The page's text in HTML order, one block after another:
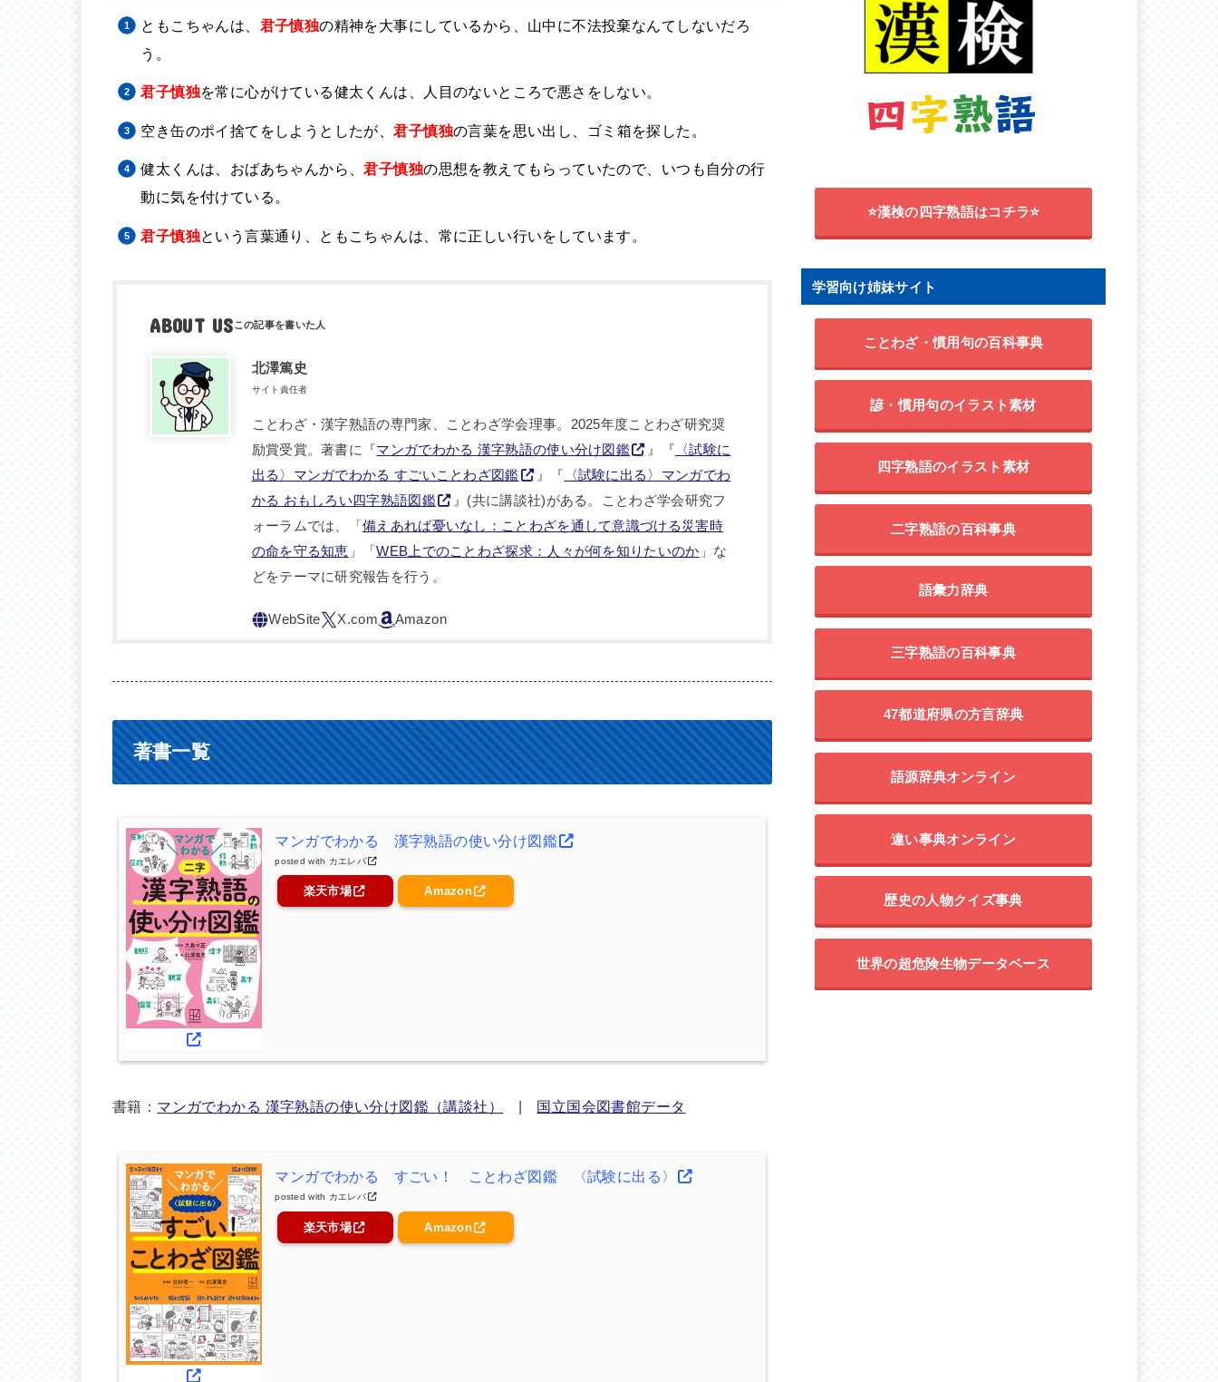
ともこちゃんは、 君子慎独の精神を大事にしているから、山中に不法投棄なんてしないだろ
う。
君子慎独を常に心がけている健太くんは、人目のないところで悪さをしない。
空き缶のポイ捨てをしようとしたが、君子慎独の言葉を思い出し、ゴミ箱を探した。
健太くんは、おばあちゃんから、君子慎独の思想を教えてもらっていたので、いつも自分の行
動に気を付けている。
君子慎独という言葉通り、ともこちゃんは、常に正しい行いをしています。
ABOUT US
北澤篤史
サイト責任者
ことわざ・漢字熟語の専門家、ことわざ学会理事。2025年度ことわざ研究奨
励賞受賞。著書に『マンガでわかる 漢字熟語の使い分け図鑑 』『 〈試験に
出る〉マンガでわかる すごいことわざ図鑑
』『 〈試験に出る〉マンガでわ
かる おもしろい四字熟語図鑑
』(共に講談社)がある。ことわざ学会研究フ
ォーラムでは、「備えあれば憂いなし：ことわざを通して意識づける災害時
の命を守る知恵 」「WEB上でのことわざ探求：人々が何を知りたいのか 」な
どをテーマに研究報告を行う。
著書一覧
マンガでわかる 漢字熟語の使い分け図鑑
posted with カエレバ
楽天市場 Amazon
書籍： マンガでわかる 漢字熟語の使い分け図鑑（講談社） | 国立国会図書館データ
マンガでわかる すごい！ ことわざ図鑑 〈試験に出る〉
posted with カエレバ
楽天市場 Amazon
⭐漢検の四字熟語はコチラ⭐
学習向け姉妹サイト
ことわざ・慣用句の百科事典
諺・慣用句のイラスト素材
四字熟語のイラスト素材
二字熟語の百科事典
語彙力辞典
三字熟語の百科事典
47都道府県の方言辞典
語源辞典オンライン
違い事典オンライン
歴史の人物クイズ事典
世界の超危険生物データベース